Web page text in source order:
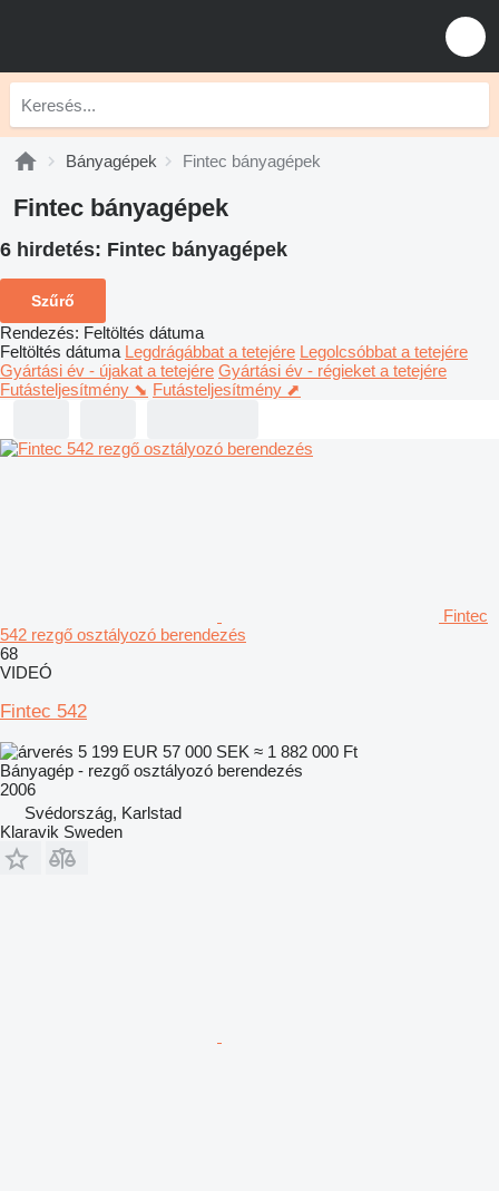
Bányagépek Fintec bányagépek
Fintec bányagépek
6 hirdetés: Fintec bányagépek
Szűrő
Rendezés: Feltöltés dátuma
Feltöltés dátuma Legdrágábbat a tetejére Legolcsóbbat a tetejére
Gyártási év - újakat a tetejére Gyártási év - régieket a tetejére
Futásteljesítmény ⬊ Futásteljesítmény ⬈
Fintec
542 rezgő osztályozó berendezés
68
VIDEÓ
Fintec 542
5 199 EUR 57 000 SEK ≈ 1 882 000 Ft
Bányagép - rezgő osztályozó berendezés
2006
Svédország, Karlstad
Klaravik Sweden